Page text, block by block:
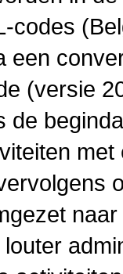
codes
een
(versie
de